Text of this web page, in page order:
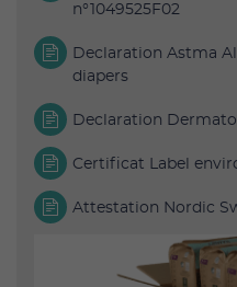
n°1049525F02
Declaration Astma
diapers
Declaration
Certificat Label
Attestation Nordic